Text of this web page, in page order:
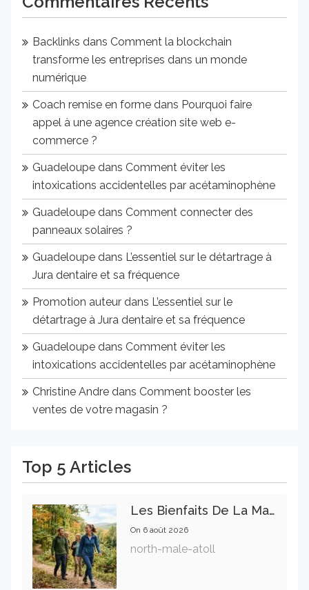
Backlinks dans Comment la blockchain
transforme les entreprises dans un monde
numérique
Coach remise en forme dans Pourquoi faire
appel à une agence création site web e-
commerce ?
Guadeloupe dans Comment éviter les
intoxications accidentelles par acétaminophène
Guadeloupe dans Comment connecter des
panneaux solaires ?
Guadeloupe dans L’essentiel sur le détartrage à
Jura dentaire et sa fréquence
Promotion auteur dans L’essentiel sur le
détartrage à Jura dentaire et sa fréquence
Guadeloupe dans Comment éviter les
intoxications accidentelles par acétaminophène
Christine Andre dans Comment booster les
ventes de votre magasin ?
Top 5 Articles
Les Bienfaits De La Marche Sur La Santé Physique Et Mentale
On 6 août 2026
north-male-atoll